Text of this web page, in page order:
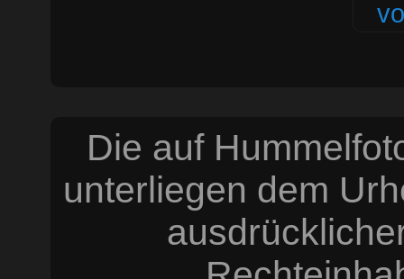
Die auf
unterliegen dem